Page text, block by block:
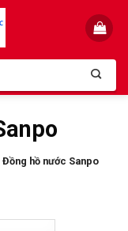
Đồng hồ nước Sanpo